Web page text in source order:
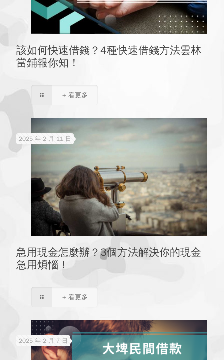
該如何快速借錢？4種快速借錢方法雲林
當鋪報你知！
+ 看更多
2025 年 2 月 11 日
急用現金怎麼辦？3個方法解決你的現金
急用煩惱！
+ 看更多
2025 年 2 月 7 日